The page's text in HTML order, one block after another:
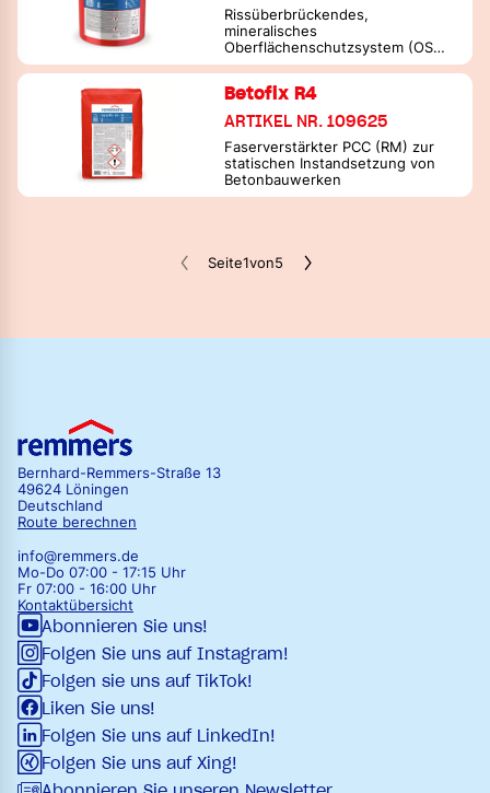
Rissüberbrückendes,
mineralisches
Oberflächenschutzsystem (OS
5b, OS DI) mit AbP nach DIN
Betofix R4
ARTIKEL NR. 109625
Faserverstärkter PCC (RM) zur
statischen Instandsetzung von
Betonbauwerken
Seite1von5
Bernhard-Remmers-Straße 13
49624 Löningen
Deutschland
Route berechnen
info@remmers.de
Mo-Do 07:00 - 17:15 Uhr
Fr 07:00 - 16:00 Uhr
Kontaktübersicht
Abonnieren Sie uns!
Folgen Sie uns auf Instagram!
Folgen sie uns auf TikTok!
Liken Sie uns!
Folgen Sie uns auf LinkedIn!
Folgen Sie uns auf Xing!